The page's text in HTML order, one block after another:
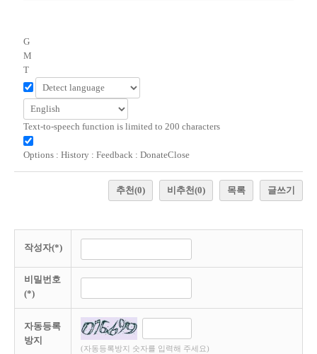
G
M
T
Text-to-speech function is limited to 200 characters
Options : History : Feedback : DonateClose
추천(0) 비추천(0) 목록 글쓰기
작성자(*)
비밀번호
(*)
자동등록
방지
(자동등록방지 숫자를 입력해 주세요)